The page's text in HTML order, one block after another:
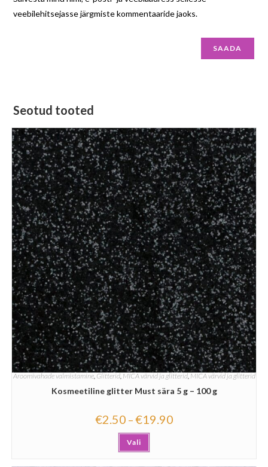
veebilehitsejasse järgmiste kommentaaride jaoks.
Seotud tooted
Aroomivahade valmistamine, Glitterid, MICA värvid ja glitterid, MICA värvid ja glitterid
Kosmeetiline glitter Must sära 5 g – 100 g
€2.50 –€19.90
Vali